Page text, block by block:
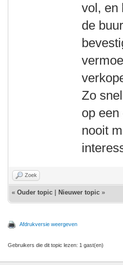
vol, en
de
Zo
op
nooit
Zoek
« Ouder topic Nieuwer topic »
Afdrukversie weergeven
Gebruikers die dit topic lezen: 1 gast(en)